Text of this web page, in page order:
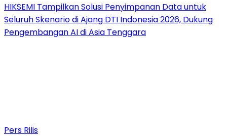
HIKSEMI Tampilkan Solusi Penyimpanan Data untuk
Seluruh Skenario di Ajang DTI Indonesia 2026, Dukung
Pengembangan AI di Asia Tenggara
Pers Rilis